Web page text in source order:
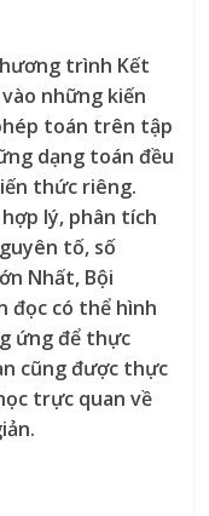
trình Kết
những kiến
toán trên tập
dạng toán đều
thức riêng.
lý, phân tích
tố, số
Nhất, Bội
đọc có thể hình
ứng để thực
cũng được thực
trực quan về